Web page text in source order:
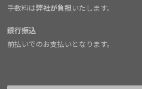
手数料は弊社が負担いたします。
銀行振込
前払いでのお支払いとなります。